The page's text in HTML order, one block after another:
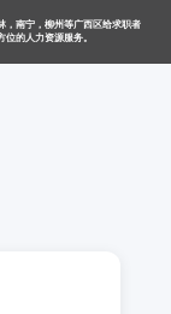
，南宁，柳州等广西区给求职者
的人力资源服务。